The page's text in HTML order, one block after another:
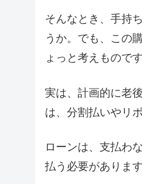
そんなとき、手持
うか。でも、この
ょっと考えものです
実は、計画的に老
は、分割払いやリ
ローンは、支払わ
払う必要がありま